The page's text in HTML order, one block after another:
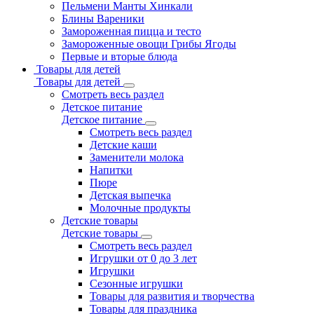
Пельмени Манты Хинкали
Блины Вареники
Замороженная пицца и тесто
Замороженные овощи Грибы Ягоды
Первые и вторые блюда
Товары для детей
Товары для детей
Смотреть весь раздел
Детское питание
Детское питание
Смотреть весь раздел
Детские каши
Заменители молока
Напитки
Пюре
Детская выпечка
Молочные продукты
Детские товары
Детские товары
Смотреть весь раздел
Игрушки от 0 до 3 лет
Игрушки
Сезонные игрушки
Товары для развития и творчества
Товары для праздника